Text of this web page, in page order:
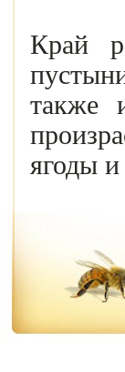
Край
также
ягоды